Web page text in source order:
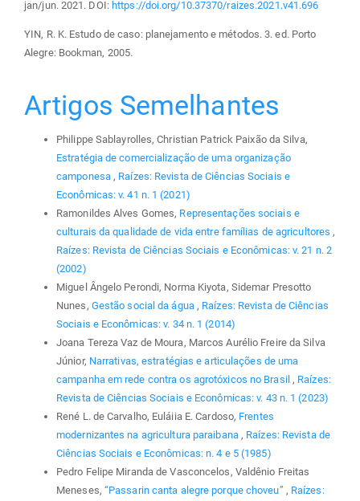
jan/jun. 2021. DOI: https://doi.org/10.37370/raizes.2021.v41.696
YIN, R. K. Estudo de caso: planejamento e métodos. 3. ed. Porto
Alegre: Bookman, 2005.
Artigos Semelhantes
Philippe Sablayrolles, Christian Patrick Paixão da Silva,
Estratégia de comercialização de uma organização
camponesa , Raízes: Revista de Ciências Sociais e
Econômicas: v. 41 n. 1 (2021)
Ramonildes Alves Gomes, Representações sociais e
culturais da qualidade de vida entre famílias de agricultores ,
Raízes: Revista de Ciências Sociais e Econômicas: v. 21 n. 2
(2002)
Miguel Ângelo Perondi, Norma Kiyota, Sidemar Presotto
Nunes, Gestão social da água , Raízes: Revista de Ciências
Sociais e Econômicas: v. 34 n. 1 (2014)
Joana Tereza Vaz de Moura, Marcos Aurélio Freire da Silva
Júnior, Narrativas, estratégias e articulações de uma
campanha em rede contra os agrotóxicos no Brasil , Raízes:
Revista de Ciências Sociais e Econômicas: v. 43 n. 1 (2023)
René L. de Carvalho, Euláiia E. Cardoso, Frentes
modernizantes na agricultura paraibana , Raízes: Revista de
Ciências Sociais e Econômicas: n. 4 e 5 (1985)
Pedro Felipe Miranda de Vasconcelos, Valdênio Freitas
Meneses, “Passarin canta alegre porque choveu” , Raízes: